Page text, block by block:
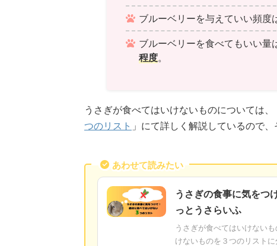
ブルーベリーを与えていい頻度
ブルーベリーを食べてもいい量
程度。
うさぎが食べてはいけないものについては、
つのリスト 」にて詳しく解説しているので、
あわせて読みたい
うさぎの食事に気をつ
っとうさらいふ
うさぎが食べてはいけない
けないものを３つのリスト